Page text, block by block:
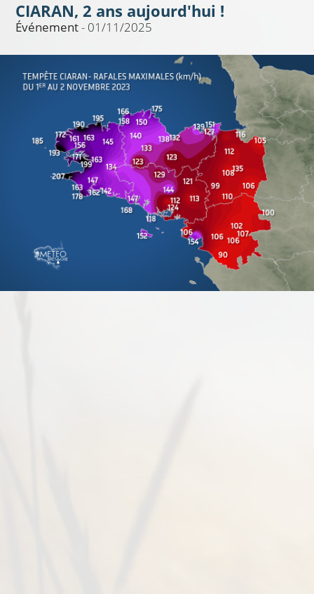
CIARAN, 2 ans aujourd'hui !
Événement- 01/11/2025